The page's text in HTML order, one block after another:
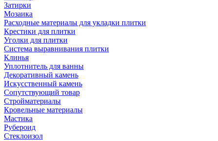
Затирки
Мозаика
Расходные материалы для укладки плитки
Крестики для плитки
Уголки для плитки
Система выравнивания плитки
Клинья
Уплотнитель для ванны
Декоративный камень
Искусственный камень
Сопутствующий товар
Стройматериалы
Кровельные материалы
Мастика
Рубероид
Стеклоизол